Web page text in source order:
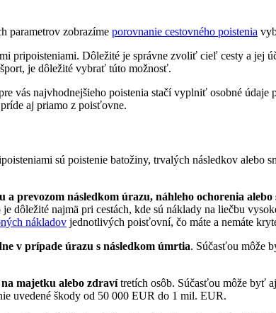
parametrov zobrazíme porovnanie cestovného poistenia
pripoisteniami. Dôležité je správne zvoliť cieľ cesty a jej
je dôležité vybrať túto možnosť.
vás najvhodnejšieho poistenia stačí vyplniť osobné
aj priamo z poisťovne.
sú poistenie batožiny, trvalých následkov alebo
a prevozom následkom úrazu, náhleho ochorenia
dôležité najmä pri cestách, kde sú náklady na liečbu
nákladov jednotlivých poisťovní, čo máte a nemáte
v prípade úrazu s následkom úmrtia. Súčasťou môže
na majetku alebo zdravítretích osôb. Súčasťou môže byť
uvedené škody od 50 000 EUR do 1 mil. EUR.